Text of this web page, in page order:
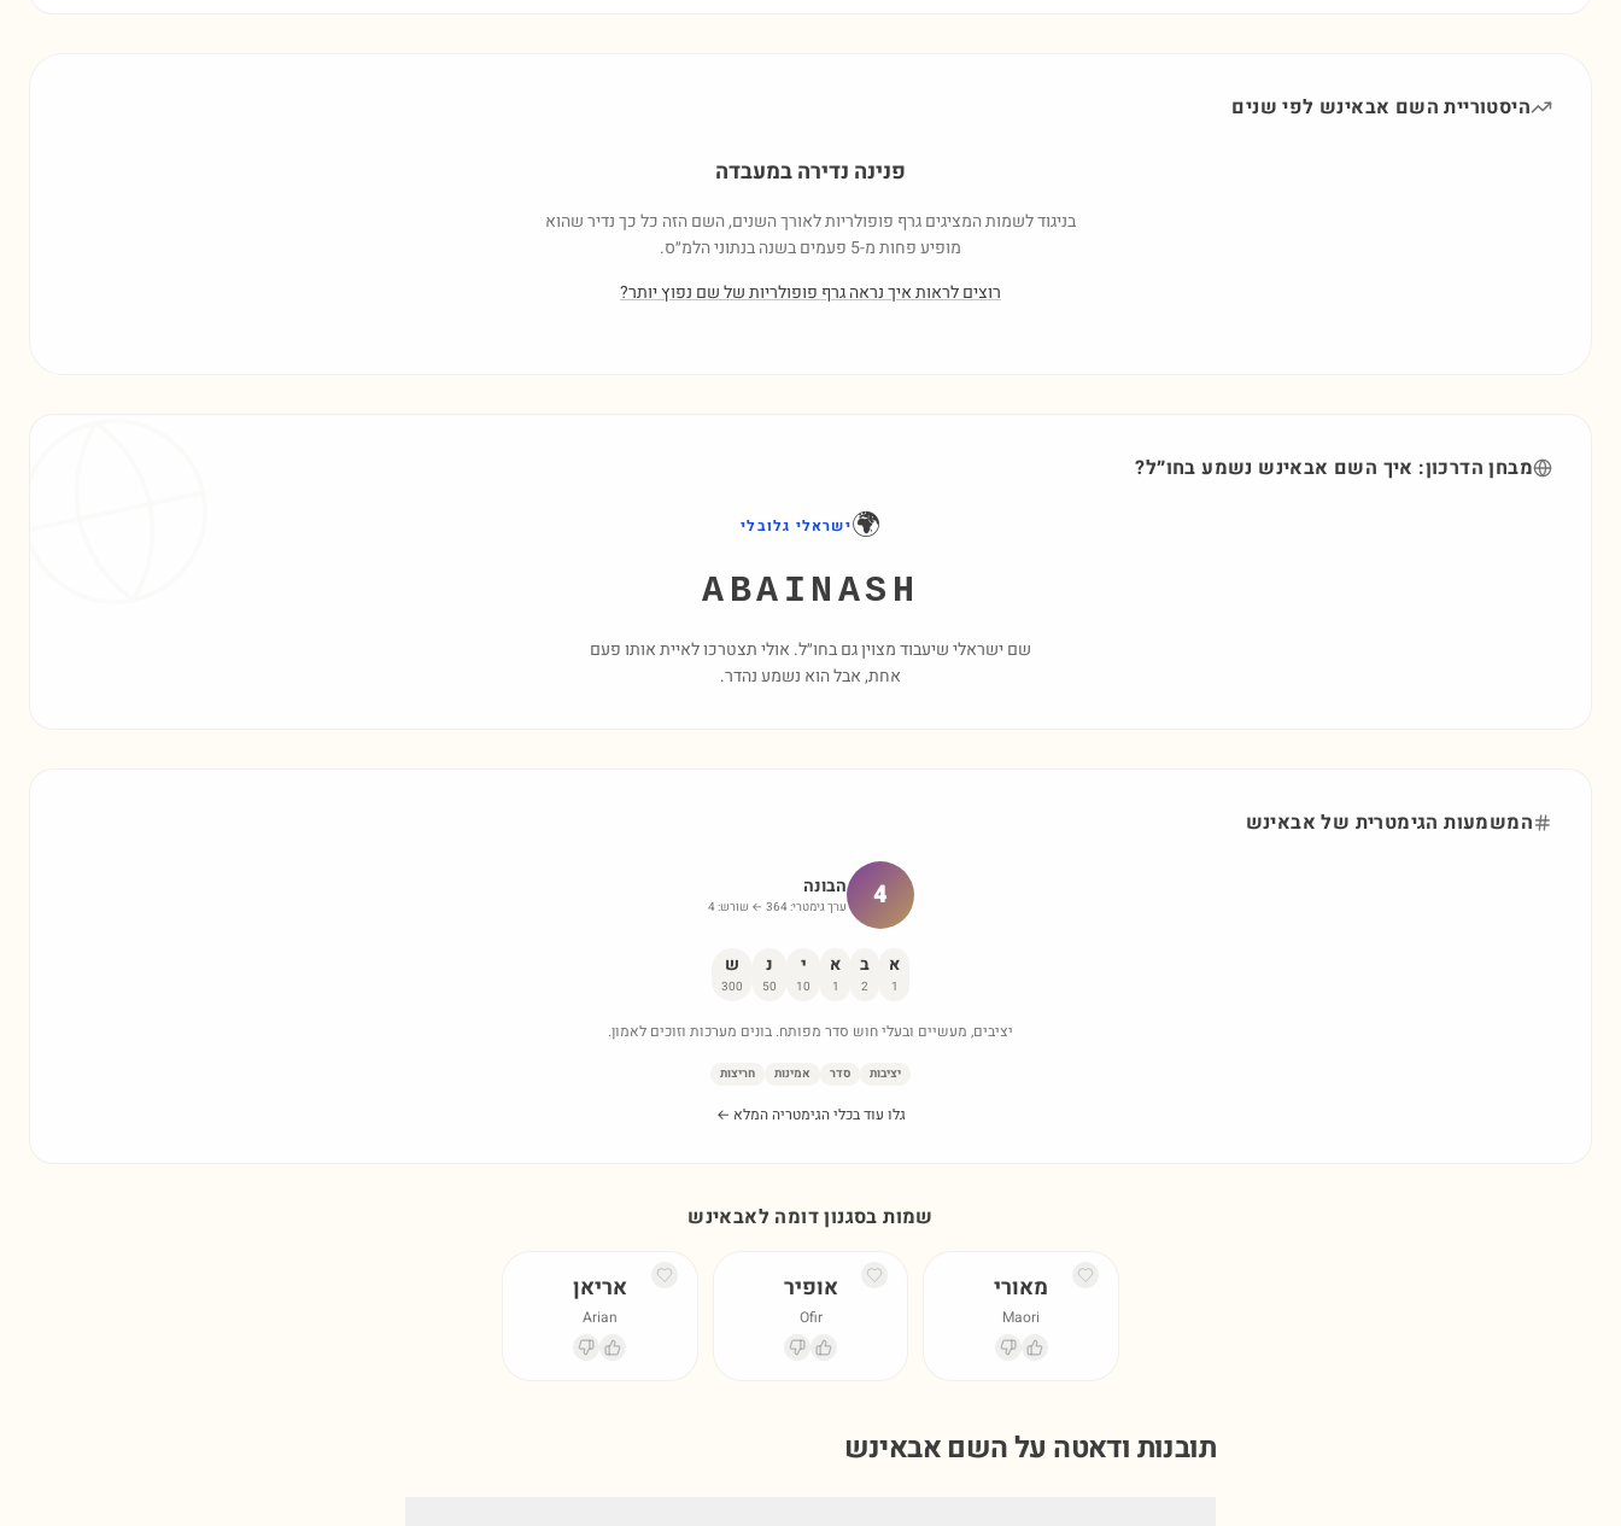
היסטוריית השם אבאינש לפי שנים
פנינה נדירה במעבדה
בניגוד לשמות המציגים גרף פופולריות לאורך השנים, השם הזה כל כך נדיר שהוא
מופיע פחות מ-5 פעמים בשנה בנתוני הלמ״ס.
רוצים לראות איך נראה גרף פופולריות של שם נפוץ יותר?
מבחן הדרכון: איך השם אבאינש נשמע בחו״ל?
🌍ישראלי גלובלי
ABAINASH
שם ישראלי שיעבוד מצוין גם בחו״ל. אולי תצטרכו לאיית אותו פעם
אחת, אבל הוא נשמע נהדר.
המשמעות הגימטרית של אבאינש
4 הבונה
ערך גימטרי: 364 ← שורש: 4
א
1
ב
2
א
1
י
10
נ
50
ש
300
יציבים, מעשיים ובעלי חוש סדר מפותח. בונים מערכות וזוכים לאמון.
יציבות סדר אמינות חריצות
גלו עוד בכלי הגימטריה המלא ←
שמות בסגנון דומה לאבאינש
מאורי
Maori
אופיר
Ofir
אריאן
Arian
תובנות ודאטה על השם אבאינש